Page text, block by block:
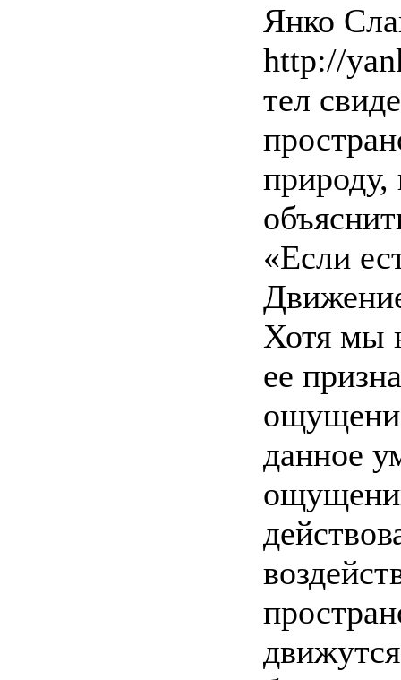
Янко
http://
тел
«Если
Хотя мы
ее
данное